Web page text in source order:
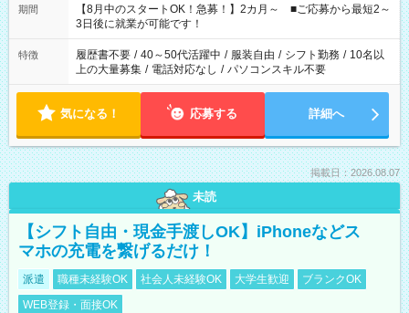
「できれば残業はしたくない」 など、ご希望を教えてください
ね。 ※Wワーク希望の方へ 今ご覧のお仕事で希望する勤務時間
と、もう1つのお仕事の勤務時間。 合計で週40時間を超える場
合は応募できません。
期間
【8月中のスタートOK！急募！】2カ月～ ■ご応募から最短2～
3日後に就業が可能です！
特徴 履歴書不要 / 40～50代活躍中 / 服装自由 / シフト勤務 / 10名以
上の大量募集 / 電話対応なし / パソコンスキル不要
気になる！ 応募する 詳細へ
掲載日：2026.08.07
未読
【シフト自由・現金手渡しOK】iPhoneなどス
マホの充電を繋げるだけ！
派遣 職種未経験OK 社会人未経験OK 大学生歓迎
ブランクOK
WEB登録・面接OK